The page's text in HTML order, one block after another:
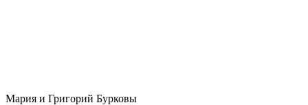
Мария и Григорий Бурковы